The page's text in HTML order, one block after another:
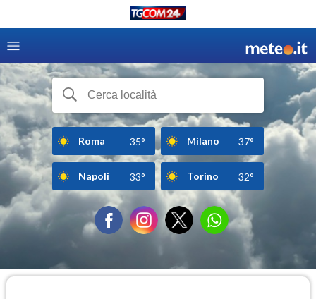
Roma 35° Milano 37°
Napoli 33° Torino 32°